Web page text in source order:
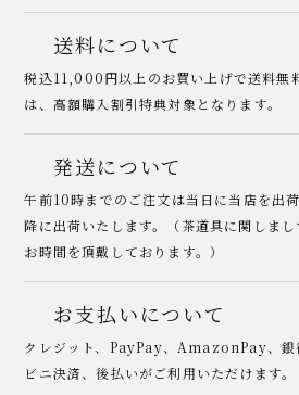
送料について
税込11,000円以上のお買い上げで送料無
は、高額購入割引特典対象となります。
発送について
午前10時までのご注文は当日に当店を出
降に出荷いたします。（茶道具に関しま
お時間を頂戴しております。）
お支払いについて
クレジット、PayPay、AmazonPay、銀
ビニ決済、後払いがご利用いただけます。